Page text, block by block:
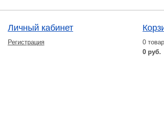
Личный кабинет
Регистрация 0
0 руб.